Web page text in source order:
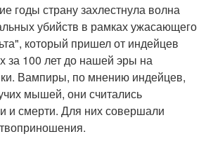
годы страну захлестнула волна
убийств в рамках ужасающего
который пришел от индейцев
за 100 лет до нашей эры на
Вампиры, по мнению индейцев,
мышей, они считались
и смерти. Для них совершали